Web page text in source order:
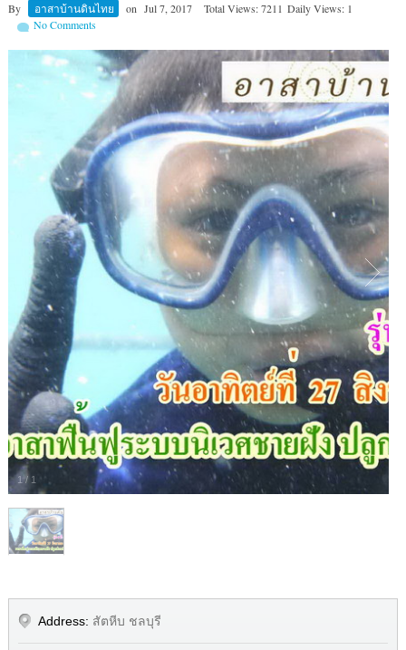
By อาสาบ้านดินไทย on Jul 7, 2017 Total Views: 7211 Daily Views: 1
No Comments
1 / 1
Address: สัตหีบ ชลบุรี